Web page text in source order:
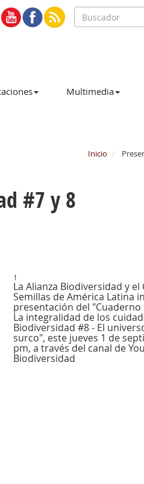
Multimedia
Inicio
#7 y 8
1
La Alianza Biodiversidad y el
Semillas de América Latina
presentación del
La integralidad de los
Biodiversidad #8 - El
surco", este jueves 1 de
pm, a través del canal de
Biodiversidad